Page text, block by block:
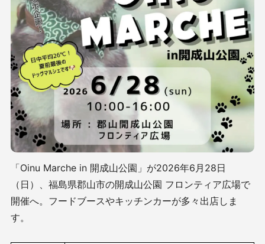
「Oinu Marche in 開成山公園」が2026年6月28日
（日）、福島県郡山市の開成山公園 フロンティア広場で
開催へ。フードブースやキッチンカーが多々出店しま
す。